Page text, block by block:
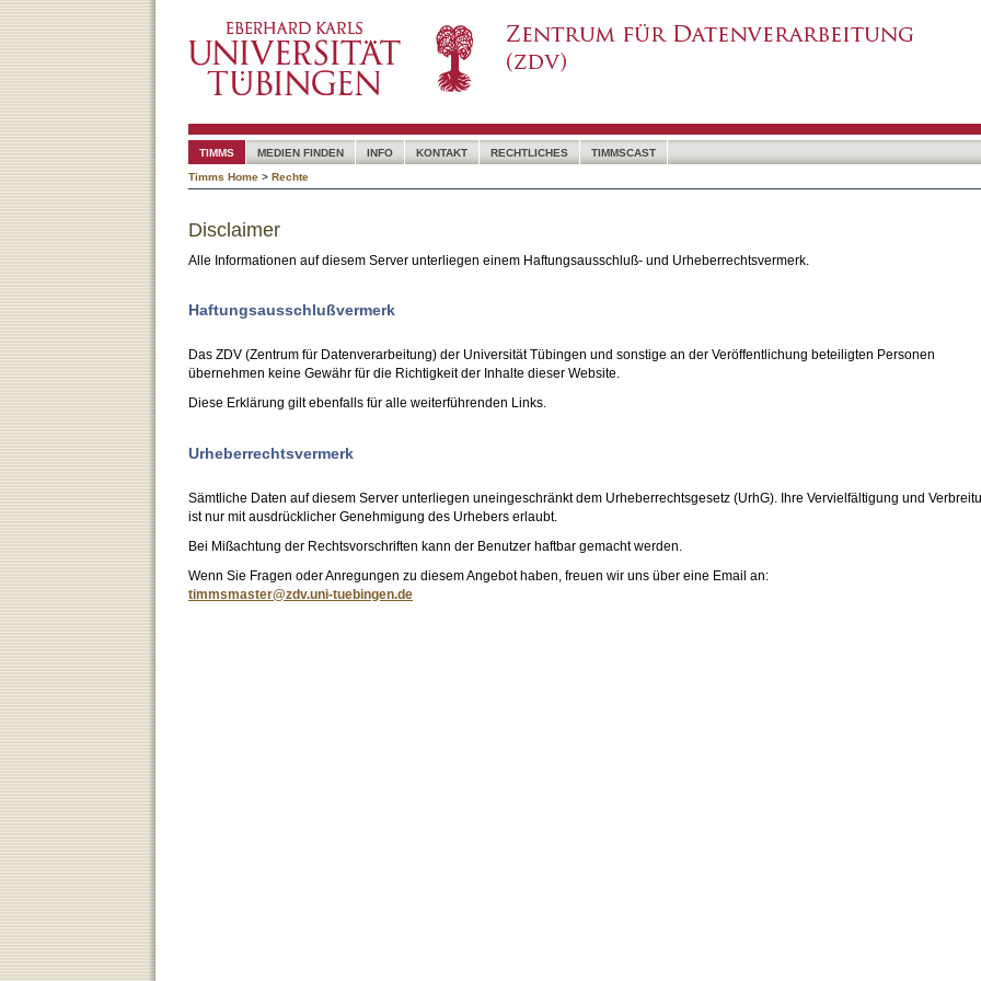
TIMMS MEDIEN FINDEN INFO KONTAKT RECHTLICHES
TIMMSCAST
Timms Home > Rechte
Disclaimer
Alle Informationen auf diesem Server unterliegen einem Haftungsausschluß- und Urheberrechtsvermerk.
Haftungsausschlußvermerk
Das ZDV (Zentrum für Datenverarbeitung) der Universität Tübingen und sonstige an der Veröffentlichung beteiligten Personen
übernehmen keine Gewähr für die Richtigkeit der Inhalte dieser Website.
Diese Erklärung gilt ebenfalls für alle weiterführenden Links.
Urheberrechtsvermerk
Sämtliche Daten auf diesem Server unterliegen uneingeschränkt dem Urheberrechtsgesetz (UrhG). Ihre Vervielfältigung und
ist nur mit ausdrücklicher Genehmigung des Urhebers erlaubt.
Bei Mißachtung der Rechtsvorschriften kann der Benutzer haftbar gemacht werden.
Wenn Sie Fragen oder Anregungen zu diesem Angebot haben, freuen wir uns über eine Email an:
timmsmaster@zdv.uni-tuebingen.de